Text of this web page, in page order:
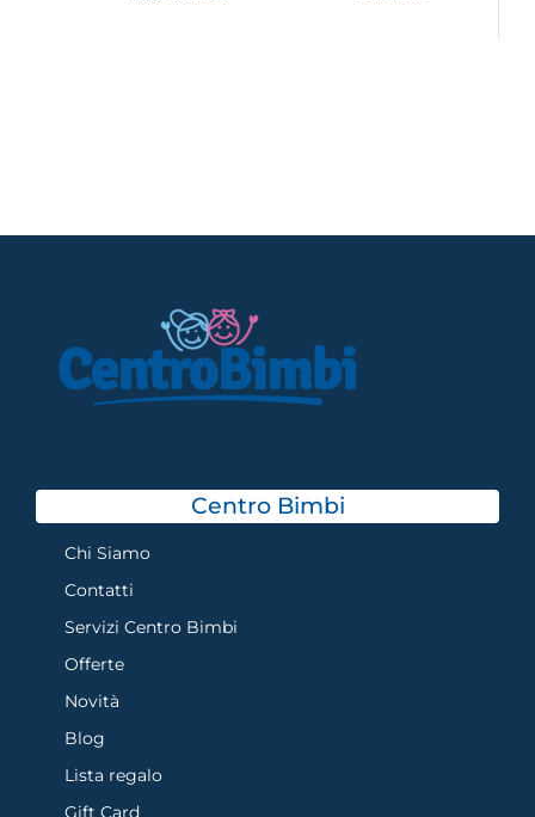
Centro Bimbi
Chi Siamo
Contatti
Servizi Centro Bimbi
Offerte
Novità
Blog
Lista regalo
Gift Card